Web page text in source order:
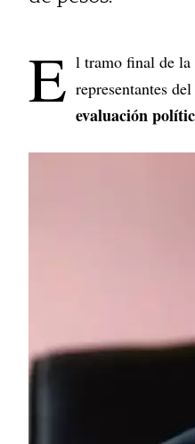
E l tramo final de
representantes
evaluación